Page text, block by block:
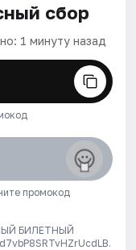
сбор
1 минуту назад
промокод
БИЛЕТНЫЙ